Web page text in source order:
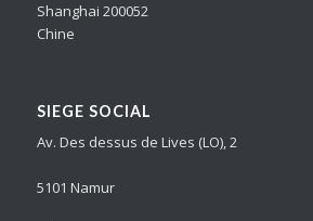
Shanghai 200052
Chine
SIEGE SOCIAL
Av. Des dessus de Lives (LO), 2
5101 Namur